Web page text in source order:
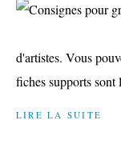
d'artistes. Vous
fiches supports sont
LIRE LA SUITE